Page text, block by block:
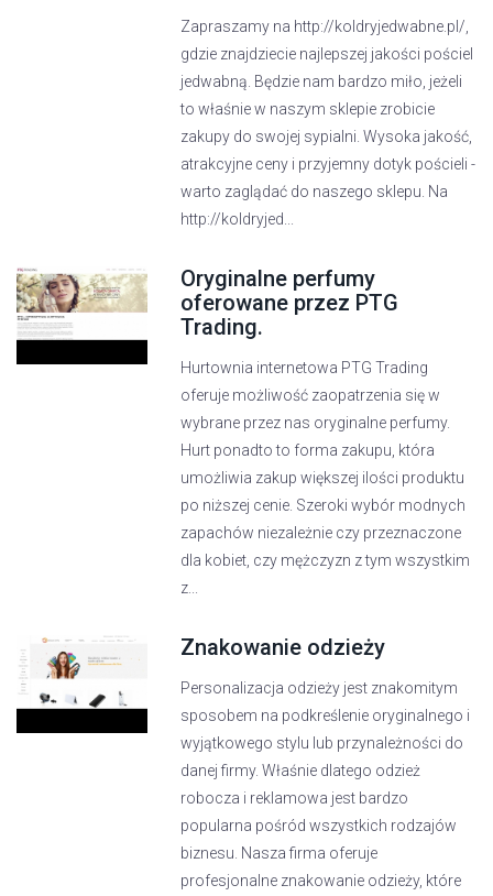
Zapraszamy na http://koldryjedwabne.pl/,
gdzie znajdziecie najlepszej jakości pościel
jedwabną. Będzie nam bardzo miło, jeżeli
to właśnie w naszym sklepie zrobicie
zakupy do swojej sypialni. Wysoka jakość,
atrakcyjne ceny i przyjemny dotyk pościeli -
warto zaglądać do naszego sklepu. Na
http://koldryjed...
Oryginalne perfumy
oferowane przez PTG
Trading.
Hurtownia internetowa PTG Trading
oferuje możliwość zaopatrzenia się w
wybrane przez nas oryginalne perfumy.
Hurt ponadto to forma zakupu, która
umożliwia zakup większej ilości produktu
po niższej cenie. Szeroki wybór modnych
zapachów niezależnie czy przeznaczone
dla kobiet, czy mężczyzn z tym wszystkim
z...
Znakowanie odzieży
Personalizacja odzieży jest znakomitym
sposobem na podkreślenie oryginalnego i
wyjątkowego stylu lub przynależności do
danej firmy. Właśnie dlatego odzież
robocza i reklamowa jest bardzo
popularna pośród wszystkich rodzajów
biznesu. Nasza firma oferuje
profesjonalne znakowanie odzieży, które